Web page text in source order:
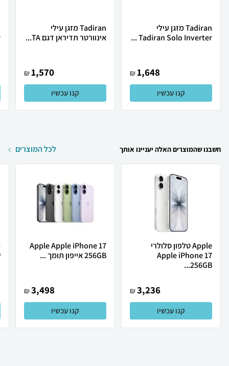
Tadiran מזגן עילי
Tadiran Solo Inverter ...
1,648
₪
קנו עכשיו
Tadiran מזגן עילי
אינוורטר תדיראן דגם TA...
1,570
₪
קנו עכשיו
חשבנו שהמוצרים האלה יעניינו אותך לכל המוצרים
Apple טלפון סלולרי
Apple iPhone 17
256GB...
3,236
₪
קנו עכשיו
Apple Apple iPhone 17
256GB אייפון תומך ...
3,498
₪
קנו עכשיו